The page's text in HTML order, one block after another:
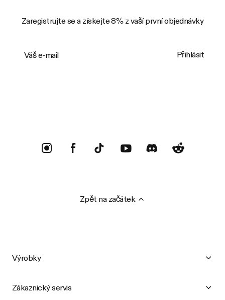
Zaregistrujte se a získejte 8% z vaší první objednávky
Přihlásit
Zpět na začátek
Výrobky
Zákaznický servis